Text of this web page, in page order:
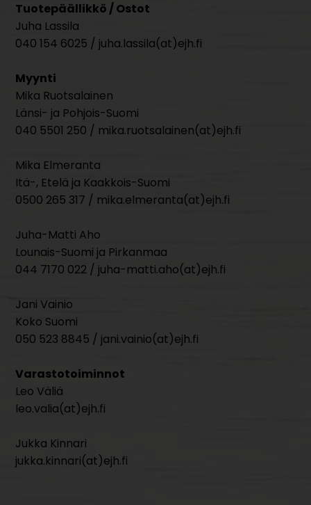
Tuotepäällikkö / Ostot
Juha Lassila
040 154 6025 / juha.lassila(at)ejh.fi
Myynti
Mika Ruotsalainen
Länsi- ja Pohjois-Suomi
040 5501 250 / mika.ruotsalainen(at)ejh.fi
Mika Elmeranta
Itä-, Etelä ja Kaakkois-Suomi
0500 265 317 / mika.elmeranta(at)ejh.fi
Juha-Matti Aho
Lounais-Suomi ja Pirkanmaa
044 7170 022 / juha-matti.aho(at)ejh.fi
Jani Vainio
Koko Suomi
050 523 8845 / jani.vainio(at)ejh.fi
Varastotoiminnot
Leo Väliä
leo.valia(at)ejh.fi
Jukka Kinnari
jukka.kinnari(at)ejh.fi